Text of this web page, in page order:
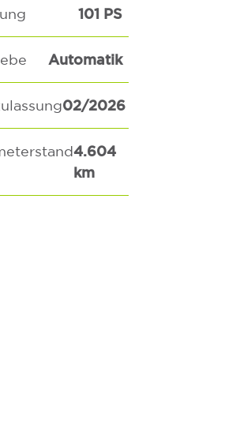
101 PS
Automatik
02/2026
4.604
km